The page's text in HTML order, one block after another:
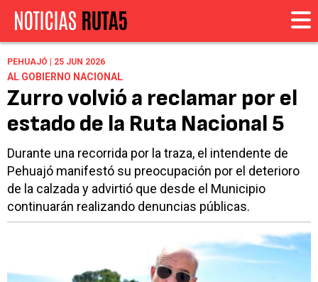
PEHUAJÓ | 25 JUN 2026
AL GOBIERNO NACIONAL
Zurro volvió a reclamar por el
estado de la Ruta Nacional 5
Durante una recorrida por la traza, el intendente de
Pehuajó manifestó su preocupación por el deterioro
de la calzada y advirtió que desde el Municipio
continuarán realizando denuncias públicas.